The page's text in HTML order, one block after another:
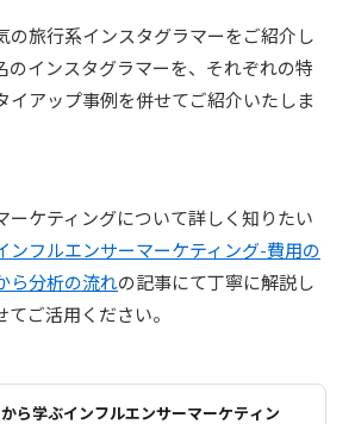
の旅行系インスタグラマーをご紹介し
のインスタグラマーを、それぞれの特
イアップ事例を併せてご紹介いたしま
ーケティングについて詳しく知りたい
ンフルエンサーマーケティング-費用の
ら分析の流れの記事にて丁寧に解説し
ご活用ください。
ら学ぶインフルエンサーマーケティン